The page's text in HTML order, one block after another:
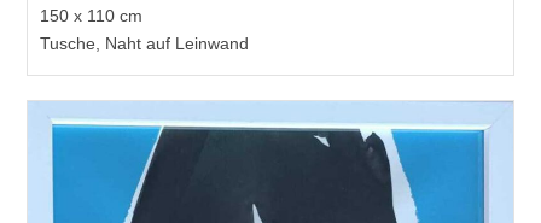
150 x 110 cm
Tusche, Naht auf Leinwand